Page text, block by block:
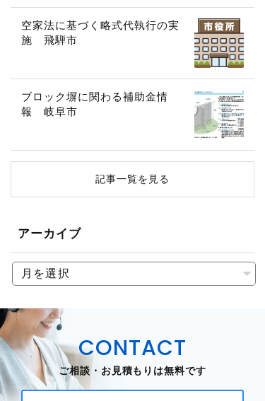
空家法に基づく略式代執行の実
施 飛騨市
ブロック塀に関わる補助金情
報 岐阜市
記事一覧を見る
アーカイブ
CONTACT
ご相談・お見積もりは無料です